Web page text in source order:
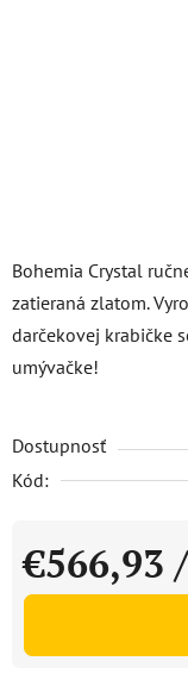
Bohemia Crystal
zatieraná zlatom.
darčekovej krabičke
umývačke!
Dostupnosť
Kód:
€566,93
Jednotková cena: